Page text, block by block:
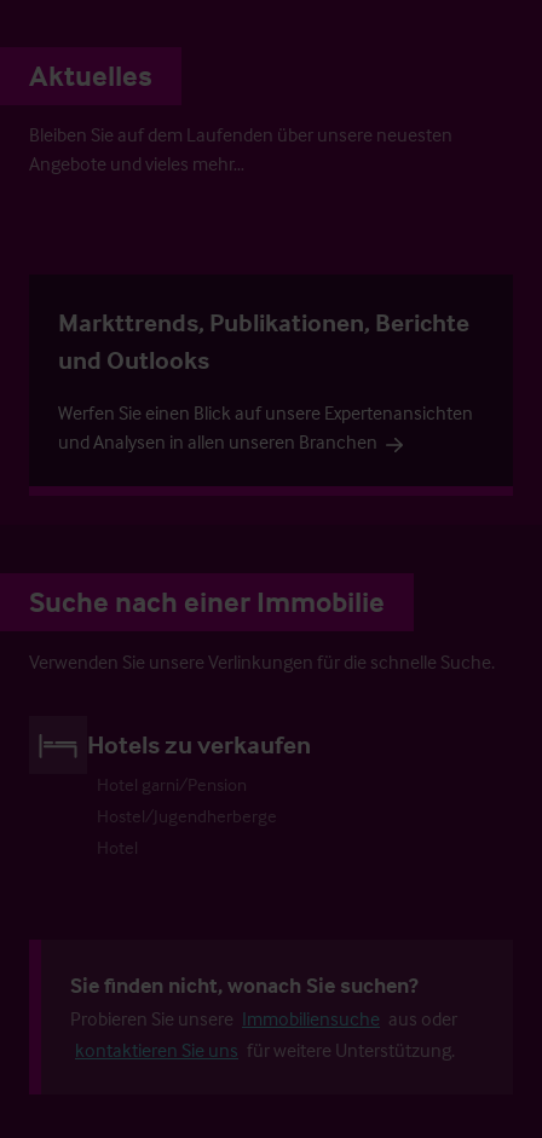
Aktuelles
Bleiben Sie auf dem Laufenden über unsere neuesten
Angebote und vieles mehr…
Markttrends, Publikationen, Berichte
und Outlooks
Werfen Sie einen Blick auf unsere Expertenansichten
und Analysen in allen unseren Branchen
Suche nach einer Immobilie
Verwenden Sie unsere Verlinkungen für die schnelle Suche.
Hotels zu verkaufen
Hotel garni/Pension
Hostel/Jugendherberge
Hotel
Sie finden nicht, wonach Sie suchen?
Probieren Sie unsere Immobiliensuche aus oder
kontaktieren Sie uns für weitere Unterstützung.